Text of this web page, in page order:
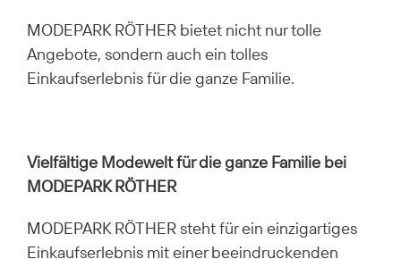
MODEPARK RÖTHER bietet nicht nur tolle
Angebote, sondern auch ein tolles
Einkaufserlebnis für die ganze Familie.
Vielfältige Modewelt für die ganze Familie bei
MODEPARK RÖTHER
MODEPARK RÖTHER steht für ein einzigartiges
Einkaufserlebnis mit einer beeindruckenden